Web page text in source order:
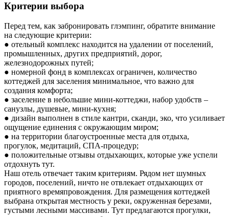
Критерии выбора
Перед тем, как забронировать глэмпинг, обратите внимание
на следующие критерии:
● отельный комплекс находится на удалении от поселений,
промышленных, других предприятий, дорог,
железнодорожных путей;
● номерной фонд в комплексах ограничен, количество
коттеджей для заселения минимальное, что важно для
создания комфорта;
● заселение в небольшие мини-коттеджи, набор удобств –
санузлы, душевые, мини-кухня;
● дизайн выполнен в стиле кантри, сканди, эко, что усиливает
ощущение единения с окружающим миром;
● на территории благоустроенные места для отдыха,
прогулок, медитаций, СПА-процедур;
● положительные отзывы отдыхающих, которые уже успели
отдохнуть тут.
Наш отель отвечает таким критериям. Рядом нет шумных
городов, поселений, ничто не отвлекает отдыхающих от
приятного времяпровождения. Для размещения коттеджей
выбрана открытая местность у реки, окруженная березами,
густыми лесными массивами. Тут предлагаются прогулки,